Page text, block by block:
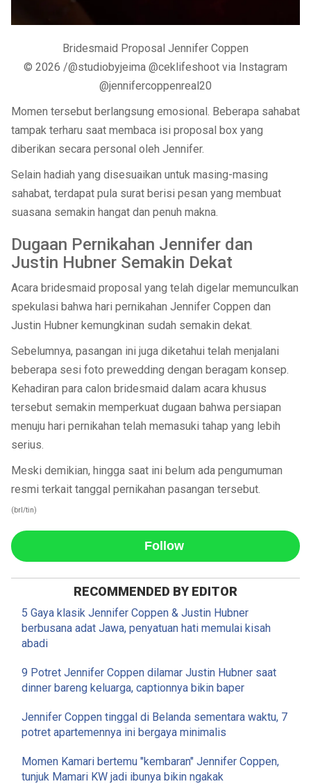
Bridesmaid Proposal Jennifer Coppen
© 2026 /@studiobyjeima @ceklifeshoot via Instagram
@jennifercoppenreal20
Momen tersebut berlangsung emosional. Beberapa sahabat
tampak terharu saat membaca isi proposal box yang
diberikan secara personal oleh Jennifer.
Selain hadiah yang disesuaikan untuk masing-masing
sahabat, terdapat pula surat berisi pesan yang membuat
suasana semakin hangat dan penuh makna.
Dugaan Pernikahan Jennifer dan
Justin Hubner Semakin Dekat
Acara bridesmaid proposal yang telah digelar memunculkan
spekulasi bahwa hari pernikahan Jennifer Coppen dan
Justin Hubner kemungkinan sudah semakin dekat.
Sebelumnya, pasangan ini juga diketahui telah menjalani
beberapa sesi foto prewedding dengan beragam konsep.
Kehadiran para calon bridesmaid dalam acara khusus
tersebut semakin memperkuat dugaan bahwa persiapan
menuju hari pernikahan telah memasuki tahap yang lebih
serius.
Meski demikian, hingga saat ini belum ada pengumuman
resmi terkait tanggal pernikahan pasangan tersebut.
(brl/tin)
Follow
RECOMMENDED BY EDITOR
5 Gaya klasik Jennifer Coppen & Justin Hubner
berbusana adat Jawa, penyatuan hati memulai kisah
abadi
9 Potret Jennifer Coppen dilamar Justin Hubner saat
dinner bareng keluarga, captionnya bikin baper
Jennifer Coppen tinggal di Belanda sementara waktu, 7
potret apartemennya ini bergaya minimalis
Momen Kamari bertemu "kembaran" Jennifer Coppen,
tunjuk Mamari KW jadi ibunya bikin ngakak